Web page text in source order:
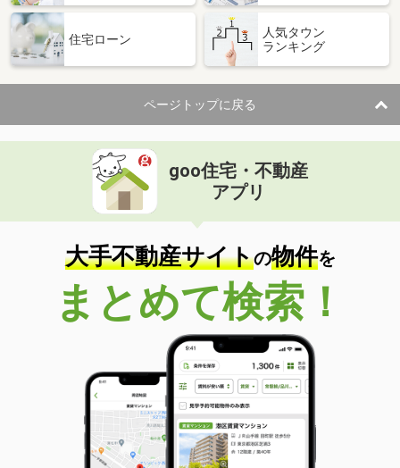
住宅ローン
人気タウン
ランキング
ページトップに戻る
goo住宅・不動産
アプリ
大手不動産サイトの物件を
まとめて検索！